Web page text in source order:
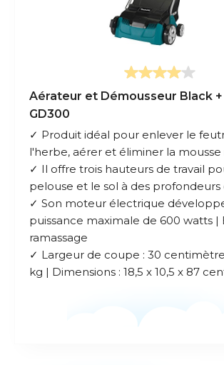
Aérateur et Démousseur Black
GD300
✓ Produit idéal pour enlever le
l'herbe, aérer et éliminer la
✓ Il offre trois hauteurs de travail
pelouse et le sol à des
✓ Son moteur électrique
puissance maximale de 600 watts |
ramassage
✓ Largeur de coupe : 30
kg | Dimensions : 18,5 x 10,5 x 87